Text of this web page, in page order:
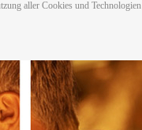
aller Cookies und Technologien